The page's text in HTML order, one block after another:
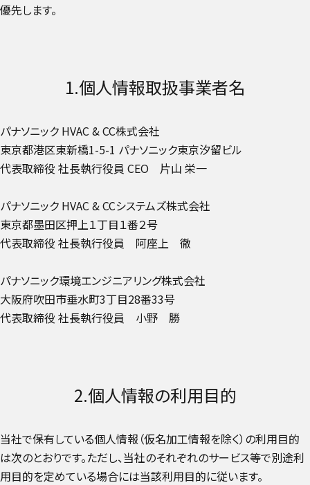
優先します。
1.個人情報取扱事業者名
パナソニック HVAC & CC株式会社
東京都港区東新橋1-5-1 パナソニック東京汐留ビル
代表取締役 社長執行役員 CEO 片山 栄一
パナソニック HVAC & CCシステムズ株式会社
東京都墨田区押上１丁目１番２号
代表取締役 社長執行役員 阿座上 徹
パナソニック環境エンジニアリング株式会社
大阪府吹田市垂水町3丁目28番33号
代表取締役 社長執行役員 小野 勝
2.個人情報の利用目的
当社で保有している個人情報（仮名加工情報を除く）の利用目的
は次のとおりです。ただし、当社のそれぞれのサービス等で別途利
用目的を定めている場合には当該利用目的に従います。